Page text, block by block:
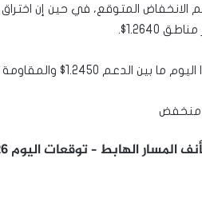
1.2640$.
1.2450$ والمقاومة 1.2600$
منخفض
الهابط – توقعات اليوم 26-11-2024